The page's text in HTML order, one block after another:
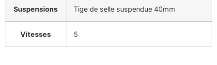
Suspensions Tige de selle suspendue 40mm
Vitesses 5